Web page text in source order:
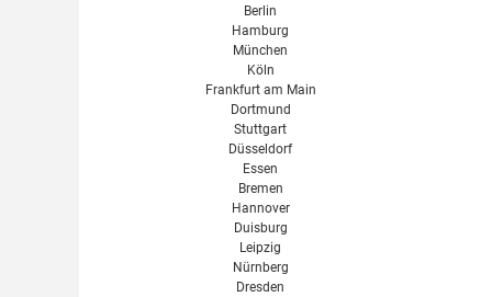
Berlin
Hamburg
München
Köln
Frankfurt am Main
Dortmund
Stuttgart
Düsseldorf
Essen
Bremen
Hannover
Duisburg
Leipzig
Nürnberg
Dresden